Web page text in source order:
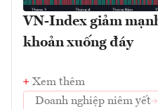
VN-Index giảm
khoản xuống đáy
Xem thêm
Doanh nghiệp niêm yết